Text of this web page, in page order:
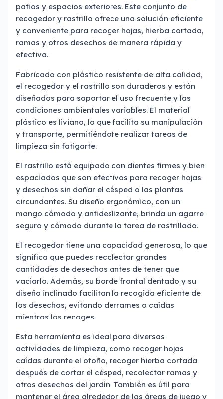
patios y espacios exteriores. Este conjunto de
recogedor y rastrillo ofrece una solución eficiente
y conveniente para recoger hojas, hierba cortada,
ramas y otros desechos de manera rápida y
efectiva.
Fabricado con plástico resistente de alta calidad,
el recogedor y el rastrillo son duraderos y están
diseñados para soportar el uso frecuente y las
condiciones ambientales variables. El material
plástico es liviano, lo que facilita su manipulación
y transporte, permitiéndote realizar tareas de
limpieza sin fatigarte.
El rastrillo está equipado con dientes firmes y bien
espaciados que son efectivos para recoger hojas
y desechos sin dañar el césped o las plantas
circundantes. Su diseño ergonómico, con un
mango cómodo y antideslizante, brinda un agarre
seguro y cómodo durante la tarea de rastrillado.
El recogedor tiene una capacidad generosa, lo que
significa que puedes recolectar grandes
cantidades de desechos antes de tener que
vaciarlo. Además, su borde frontal dentado y su
diseño inclinado facilitan la recogida eficiente de
los desechos, evitando derrames o caídas
mientras los recoges.
Esta herramienta es ideal para diversas
actividades de limpieza, como recoger hojas
caídas durante el otoño, recoger hierba cortada
después de cortar el césped, recolectar ramas y
otros desechos del jardín. También es útil para
mantener el área alrededor de las áreas de juego y